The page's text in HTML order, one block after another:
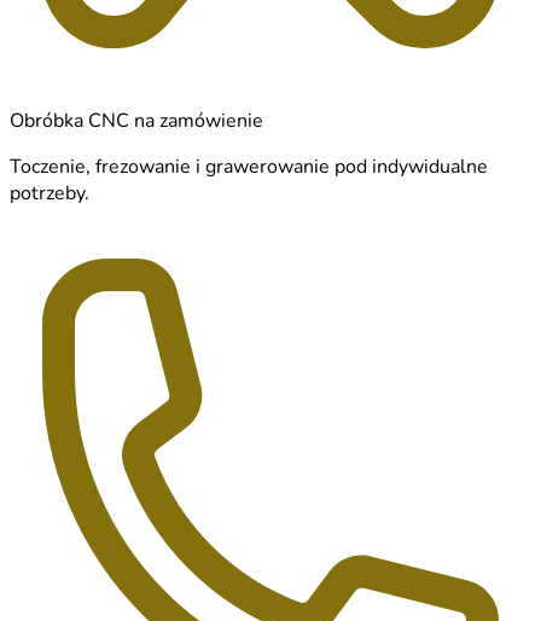
Obróbka CNC na zamówienie
Toczenie, frezowanie i grawerowanie pod indywidualne
potrzeby.